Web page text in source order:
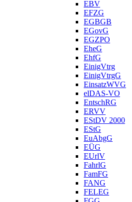
EBV
EFZG
EGBGB
EGovG
EGZPO
EheG
EhfG
EinigVtrg
EinigVtrgG
EinsatzWVG
elDAS-VO
EntschRG
ERVV
EStDV 2000
EStG
EuAbgG
EÜG
EUrlV
FahrlG
FamFG
FANG
FELEG